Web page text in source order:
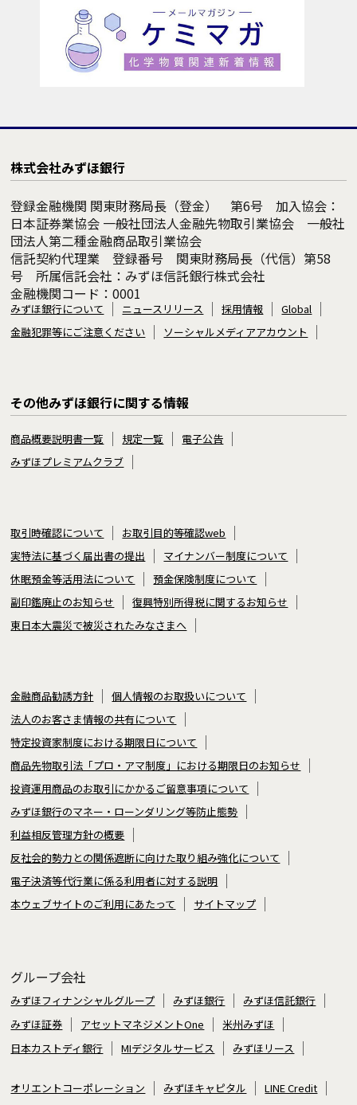
株式会社みずほ銀行
登録金融機関 関東財務局長（登金） 第6号 加入協会：
日本証券業協会 一般社団法人金融先物取引業協会 一般社
団法人第二種金融商品取引業協会
信託契約代理業 登録番号 関東財務局長（代信）第58
号 所属信託会社：みずほ信託銀行株式会社
金融機関コード：0001
みずほ銀行について ニュースリリース 採用情報
Global
金融犯罪等にご注意ください
ソーシャルメディアアカウント
その他みずほ銀行に関する情報
商品概要説明書一覧 規定一覧
電子公告
みずほプレミアムクラブ
取引時確認について
お取引目的等確認web
実特法に基づく届出書の提出
マイナンバー制度について
休眠預金等活用法について
預金保険制度について
副印鑑廃止のお知らせ
復興特別所得税に関するお知らせ
東日本大震災で被災されたみなさまへ
金融商品勧誘方針
個人情報のお取扱いについて
法人のお客さま情報の共有について
特定投資家制度における期限日について
商品先物取引法「プロ・アマ制度」における期限日のお知らせ
投資運用商品のお取引にかかるご留意事項について
みずほ銀行のマネー・ローンダリング等防止態勢
利益相反管理方針の概要
反社会的勢力との関係遮断に向けた取り組み強化について
電子決済等代行業に係る利用者に対する説明
本ウェブサイトのご利用にあたって
サイトマップ
グループ会社
みずほフィナンシャルグループ みずほ銀行
みずほ信託銀行
みずほ証券
アセットマネジメントOne
米州みずほ
日本カストディ銀行
MIデジタルサービス みずほリース
オリエントコーポレーション みずほキャピタル
LINE Credit